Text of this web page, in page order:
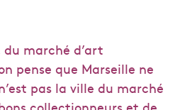
marché d’art
pense que Marseille ne
pas la ville du marché
collectionneurs et de